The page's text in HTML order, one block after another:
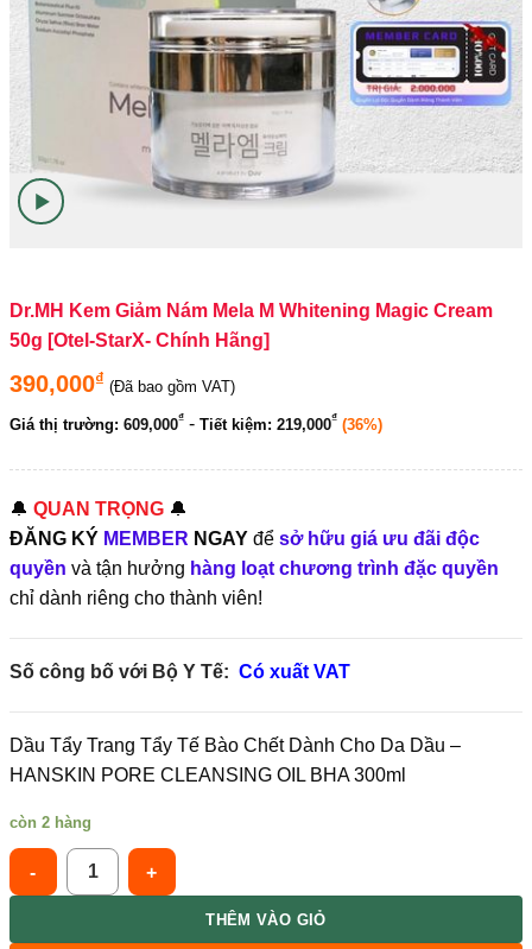
Dr.MH Kem Giảm Nám Mela M Whitening Magic Cream
50g [Otel-StarX- Chính Hãng]
390,000₫ (Đã bao gồm VAT)
Giá thị trường: 609,000₫ - Tiết kiệm: 219,000₫ (36%)
🔔 QUAN TRỌNG 🔔
ĐĂNG KÝ MEMBER NGAY để sở hữu giá ưu đãi độc
quyền và tận hưởng hàng loạt chương trình đặc quyền
chỉ dành riêng cho thành viên!
Số công bố với Bộ Y Tế: Có xuất VAT
Dầu Tẩy Trang Tẩy Tế Bào Chết Dành Cho Da Dầu –
HANSKIN PORE CLEANSING OIL BHA 300ml
còn 2 hàng
Dr.MH Kem Giảm Nám Mela M Whitening Magic Cream 50g
THÊM VÀO GIỎ